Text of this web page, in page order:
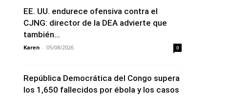
EE. UU. endurece ofensiva contra el
CJNG: director de la DEA advierte que
también...
Karen - 05/08/2026 0
República Democrática del Congo supera
los 1,650 fallecidos por ébola y los casos